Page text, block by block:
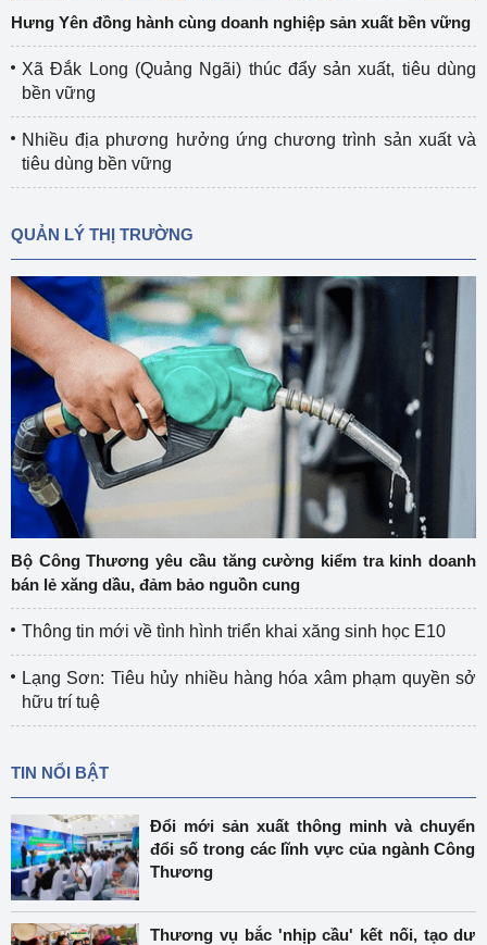
Hưng Yên đồng hành cùng doanh nghiệp sản xuất bền vững
Xã Đắk Long (Quảng Ngãi) thúc đẩy sản xuất, tiêu dùng
bền vững
Nhiều địa phương hưởng ứng chương trình sản xuất và
tiêu dùng bền vững
QUẢN LÝ THỊ TRƯỜNG
Bộ Công Thương yêu cầu tăng cường kiểm tra kinh doanh
bán lẻ xăng dầu, đảm bảo nguồn cung
Thông tin mới về tình hình triển khai xăng sinh học E10
Lạng Sơn: Tiêu hủy nhiều hàng hóa xâm phạm quyền sở
hữu trí tuệ
TIN NỔI BẬT
Đổi mới sản xuất thông minh và chuyển
đổi số trong các lĩnh vực của ngành Công
Thương
Thương vụ bắc 'nhịp cầu' kết nối, tạo dư